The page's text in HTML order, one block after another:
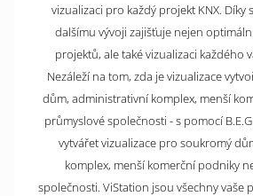
vizualizaci pro každý projekt KNX. Díky
dalšímu vývoji zajišťuje nejen
projektů, ale také vizualizaci každého
Nezáleží na tom, zda je vizualizace
dům, administrativní komplex, menší
průmyslové společnosti - s pomocí
vytvářet vizualizace pro soukromý
komplex, menší komerční podniky
společnosti. ViStation jsou všechny vaše